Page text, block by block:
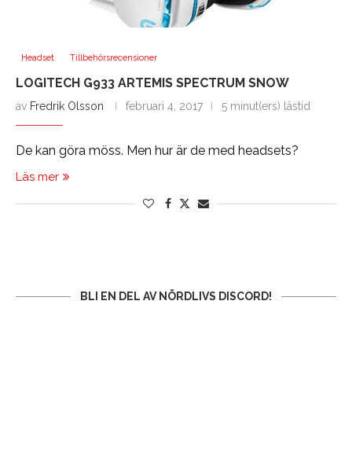
Headset Tillbehörsrecensioner
LOGITECH G933 ARTEMIS SPECTRUM SNOW
av Fredrik Olsson februari 4, 2017 5 minut(ers) lästid
De kan göra möss. Men hur är de med headsets?
Läs mer
BLI EN DEL AV NÖRDLIVS DISCORD!